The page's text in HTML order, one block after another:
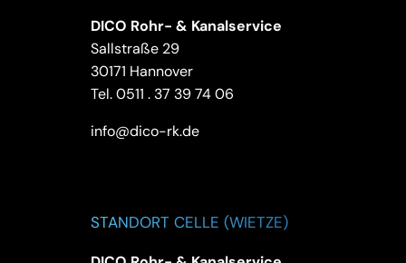
DICO Rohr- & Kanalservice
Sallstraße 29
30171 Hannover
Tel.0511 . 37 39 74 06
info@dico-rk.de
STANDORT CELLE (WIETZE)